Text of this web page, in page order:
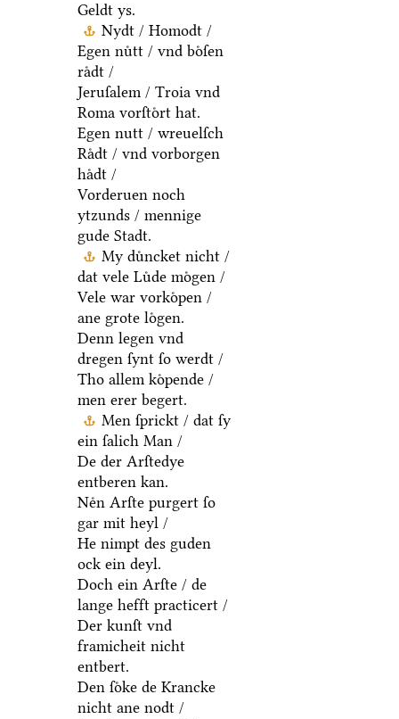
Geldt ys.
Nydt / Homodt /
Egen nuͤtt / vnd boͤſen
raͤdt /
Jeruſalem / Troia vnd
Roma vorſtoͤrt hat.
Egen nutt / wreuelſch
Raͤdt / vnd vorborgen
haͤdt /
Vorderuen noch
ytzunds / mennige
gude Stadt.
My duͤncket nicht /
dat vele Luͤde moͤgen /
Vele war vorkoͤpen /
ane grote loͤgen.
Denn legen vnd
dregen ſynt ſo werdt /
Tho allem koͤpende /
men erer begert.
Men ſprickt / dat ſy
ein ſalich Man /
De der Arſtedye
entberen kan.
Neͤn Arſte purgert ſo
gar mit heyl /
He nimpt des guden
ock ein deyl.
Doch ein Arſte / de
lange hefft practicert /
Der kunſt vnd
framicheit nicht
entbert.
Den ſoͤke de Krancke
nicht ane nodt /